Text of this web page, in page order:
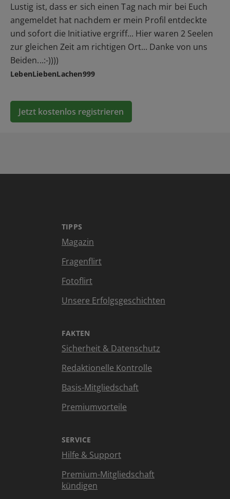
Lustig ist, dass er sich einen Tag nach mir bei Euch
angemeldet hat nachdem er mein Profil entdeckte
und sofort die Initiative ergriff... Hier waren 2 Seelen
zur gleichen Zeit am richtigen Ort... Danke von uns
Beiden...:-))))
LebenLiebenLachen999
Jetzt kostenlos registrieren
TIPPS
Magazin
Fragenflirt
Fotoflirt
Unsere Erfolgsgeschichten
FAKTEN
Sicherheit & Datenschutz
Redaktionelle Kontrolle
Basis-Mitgliedschaft
Premiumvorteile
SERVICE
Hilfe & Support
Premium-Mitgliedschaft
kündigen